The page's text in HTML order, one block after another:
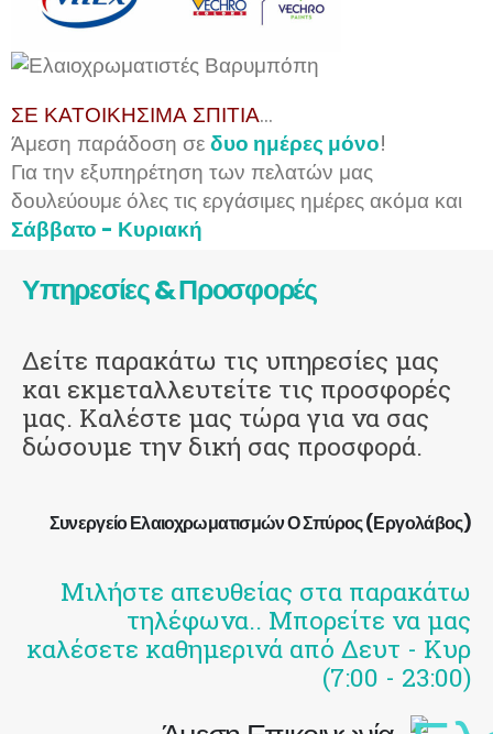
ΣΕ ΚΑΤΟΙΚΗΣΙΜΑ ΣΠΙΤΙΑ...
Άμεση παράδοση σεδυο ημέρες μόνο!
Για την εξυπηρέτηση των πελατών μας
δουλεύουμε όλες τις εργάσιμες ημέρες ακόμα και
Σάββατο - Κυριακή
Υπηρεσίες & Προσφορές
Δείτε παρακάτω τις υπηρεσίες μας
και εκμεταλλευτείτε τις προσφορές
μας. Καλέστε μας τώρα για να σας
δώσουμε την δική σας προσφορά.
Συνεργείο Ελαιοχρωματισμών Ο Σπύρος (Εργολάβος)
Μιλήστε απευθείας στα παρακάτω
τηλέφωνα.. Μπορείτε να μας
καλέσετε καθημερινά από Δευτ - Κυρ
(7:00 - 23:00)